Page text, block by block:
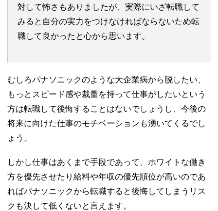
対して怖さもありましたが、実際にいざ転職して
みると自分の実力をつけなければならないため転
職して良かったと心から思います。
むしろパナソニックのような大企業病から脱したい、
もっとスピード感や裁量を持って仕事がしたいという
方は転職して後悔することはないでしょうし、今後の
将来に向けた仕事のモチベーションも湧いてくるでし
ょう。
しかし仕事はあくまで手段であって、ホワイトな働き
方を優先させたり給料や年収の優先順位が高いのであ
ればパナソニックから転職すると後悔してしまうリス
クも決して低くないと言えます。